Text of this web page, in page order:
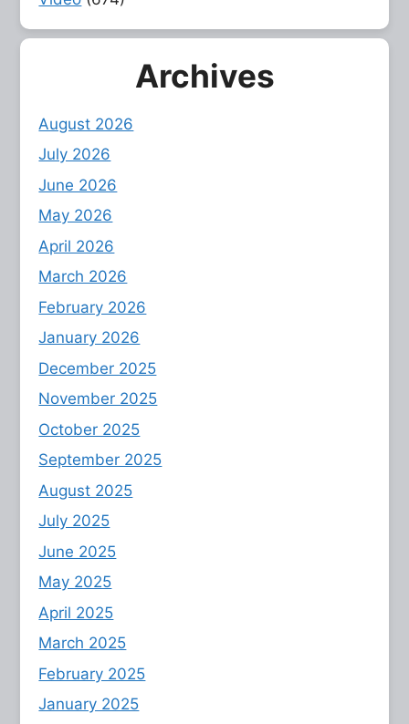
Archives
August 2026
July 2026
June 2026
May 2026
April 2026
March 2026
February 2026
January 2026
December 2025
November 2025
October 2025
September 2025
August 2025
July 2025
June 2025
May 2025
April 2025
March 2025
February 2025
January 2025